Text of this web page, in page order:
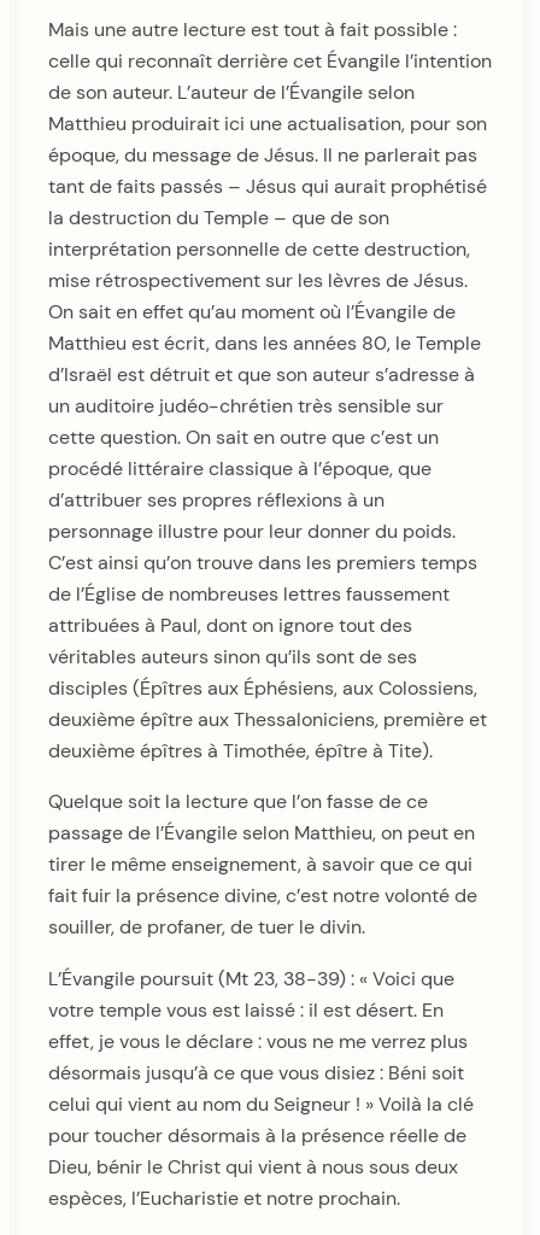
Mais une autre lecture est tout à fait possible :
celle qui reconnaît derrière cet Évangile l’intention
de son auteur. L’auteur de l’Évangile selon
Matthieu produirait ici une actualisation, pour son
époque, du message de Jésus. Il ne parlerait pas
tant de faits passés – Jésus qui aurait prophétisé
la destruction du Temple – que de son
interprétation personnelle de cette destruction,
mise rétrospectivement sur les lèvres de Jésus.
On sait en effet qu’au moment où l’Évangile de
Matthieu est écrit, dans les années 80, le Temple
d’Israël est détruit et que son auteur s’adresse à
un auditoire judéo-chrétien très sensible sur
cette question. On sait en outre que c’est un
procédé littéraire classique à l’époque, que
d’attribuer ses propres réflexions à un
personnage illustre pour leur donner du poids.
C’est ainsi qu’on trouve dans les premiers temps
de l’Église de nombreuses lettres faussement
attribuées à Paul, dont on ignore tout des
véritables auteurs sinon qu’ils sont de ses
disciples (Épîtres aux Éphésiens, aux Colossiens,
deuxième épître aux Thessaloniciens, première et
deuxième épîtres à Timothée, épître à Tite).
Quelque soit la lecture que l’on fasse de ce
passage de l’Évangile selon Matthieu, on peut en
tirer le même enseignement, à savoir que ce qui
fait fuir la présence divine, c’est notre volonté de
souiller, de profaner, de tuer le divin.
L’Évangile poursuit (Mt 23, 38-39) : « Voici que
votre temple vous est laissé : il est désert. En
effet, je vous le déclare : vous ne me verrez plus
désormais jusqu’à ce que vous disiez : Béni soit
celui qui vient au nom du Seigneur ! » Voilà la clé
pour toucher désormais à la présence réelle de
Dieu, bénir le Christ qui vient à nous sous deux
espèces, l’Eucharistie et notre prochain.